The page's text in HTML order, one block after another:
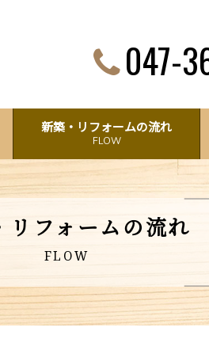
047-
新築・ リフォームの流れ
FLOW
リフォームの流れ
FLOW